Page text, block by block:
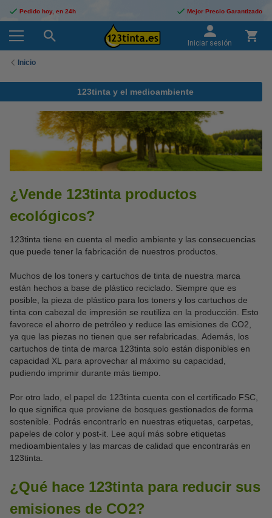
Pedido hoy, en 24h Mejor Precio Garantizado
Iniciar sesión
Inicio
123tinta y el medioambiente
¿Vende 123tinta productos
ecológicos?
123tinta tiene en cuenta el medio ambiente y las consecuencias
que puede tener la fabricación de nuestros productos.
Muchos de los toners y cartuchos de tinta de nuestra marca
están hechos a base de plástico reciclado. Siempre que es
posible, la pieza de plástico para los toners y los cartuchos de
tinta con cabezal de impresión se reutiliza en la producción. Esto
favorece el ahorro de petróleo y reduce las emisiones de CO2,
ya que las piezas no tienen que ser refabricadas. Además, los
cartuchos de tinta de marca 123tinta solo están disponibles en
capacidad XL para aprovechar al máximo su capacidad,
pudiendo imprimir durante más tiempo.
Por otro lado, el papel de 123tinta cuenta con el certificado FSC,
lo que significa que proviene de bosques gestionados de forma
sostenible. Podrás encontrarlo en nuestras etiquetas, carpetas,
papeles de color y post-it. Lee aquí más sobre etiquetas
medioambientales y las marcas de calidad que encontrarás en
123tinta.
¿Qué hace 123tinta para reducir sus
emisiones de CO2?